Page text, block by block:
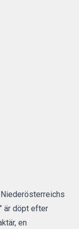
är döpt efter
en